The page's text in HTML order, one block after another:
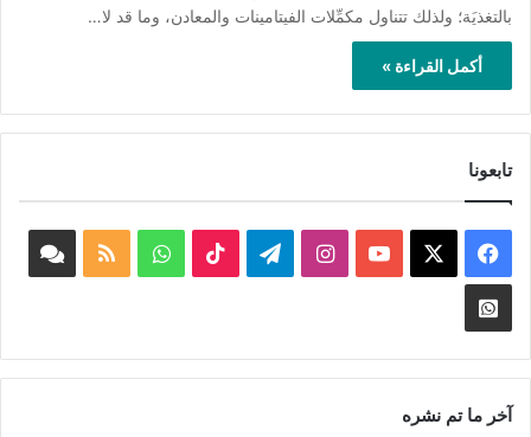
بالتغذيَة؛ ولذلك تتناول مكمِّلات الفيتامينات والمعادن، وما قد لا…
أكمل القراءة »
تابعونا
فيسبوك ‫YouTubeانستقرامتيلقرام ‫TikTokواتسابملخص
Whatsapp
Channel
آخر ما تم نشره